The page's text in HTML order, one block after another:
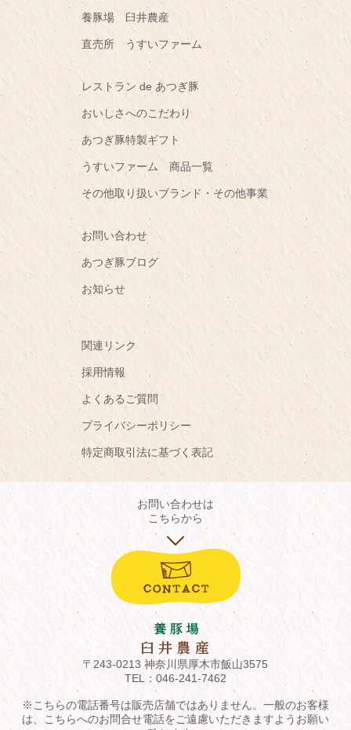
養豚場 臼井農産
直売所 うすいファーム
レストラン de あつぎ豚
おいしさへのこだわり
あつぎ豚特製ギフト
うすいファーム 商品一覧
その他取り扱いブランド・その他事業
お問い合わせ
あつぎ豚ブログ
お知らせ
関連リンク
採用情報
よくあるご質問
プライバシーポリシー
特定商取引法に基づく表記
お問い合わせは
こちらから
〒243-0213 神奈川県厚木市飯山3575
TEL： 046-241-7462
※こちらの電話番号は販売店舗ではありません。一般のお客様
は、こちらへのお問合せ電話をご遠慮いただきますようお願い